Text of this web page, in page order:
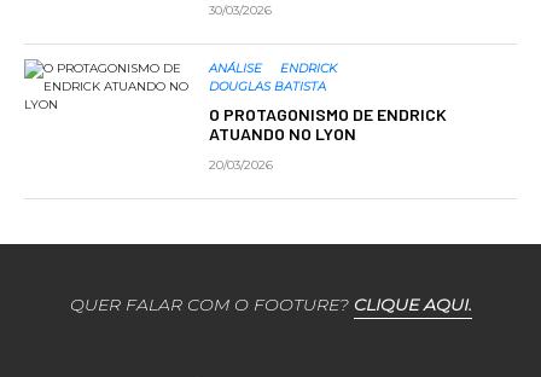
30/03/2026
ANÁLISE
ENDRICK
DOUGLAS BATISTA
O PROTAGONISMO DE ENDRICK
ATUANDO NO LYON
20/03/2026
QUER FALAR COM O FOOTURE? CLIQUE AQUI.